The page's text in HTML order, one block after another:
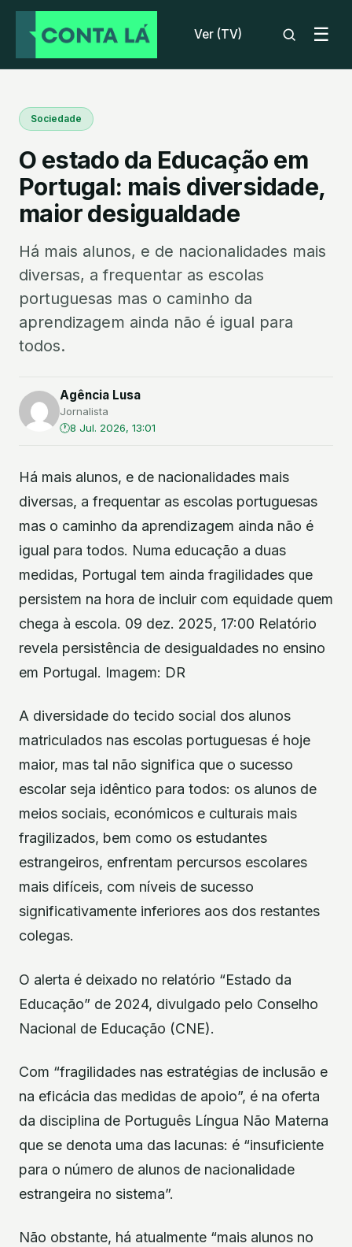
Ver (TV) ☰
Sociedade
O estado da Educação em
Portugal: mais diversidade,
maior desigualdade
Há mais alunos, e de nacionalidades mais
diversas, a frequentar as escolas
portuguesas mas o caminho da
aprendizagem ainda não é igual para
todos.
Agência Lusa
Jornalista
8 Jul. 2026, 13:01
Há mais alunos, e de nacionalidades mais
diversas, a frequentar as escolas portuguesas
mas o caminho da aprendizagem ainda não é
igual para todos. Numa educação a duas
medidas, Portugal tem ainda fragilidades que
persistem na hora de incluir com equidade quem
chega à escola. 09 dez. 2025, 17:00 Relatório
revela persistência de desigualdades no ensino
em Portugal. Imagem: DR
A diversidade do tecido social dos alunos
matriculados nas escolas portuguesas é hoje
maior, mas tal não significa que o sucesso
escolar seja idêntico para todos: os alunos de
meios sociais, económicos e culturais mais
fragilizados, bem como os estudantes
estrangeiros, enfrentam percursos escolares
mais difíceis, com níveis de sucesso
significativamente inferiores aos dos restantes
colegas.
O alerta é deixado no relatório “Estado da
Educação” de 2024, divulgado pelo Conselho
Nacional de Educação (CNE).
Com “fragilidades nas estratégias de inclusão e
na eficácia das medidas de apoio”, é na oferta
da disciplina de Português Língua Não Materna
que se denota uma das lacunas: é “insuficiente
para o número de alunos de nacionalidade
estrangeira no sistema”.
Não obstante, há atualmente “mais alunos no